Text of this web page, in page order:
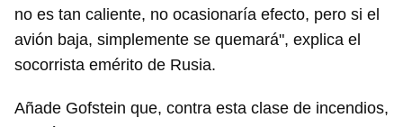
no es tan caliente, no ocasionaría efecto, pero si el
avión baja, simplemente se quemará", explica el
socorrista emérito de Rusia.
Añade Gofstein que, contra esta clase de incendios,